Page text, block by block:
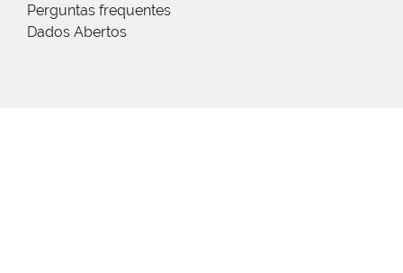
Perguntas frequentes
Dados Abertos